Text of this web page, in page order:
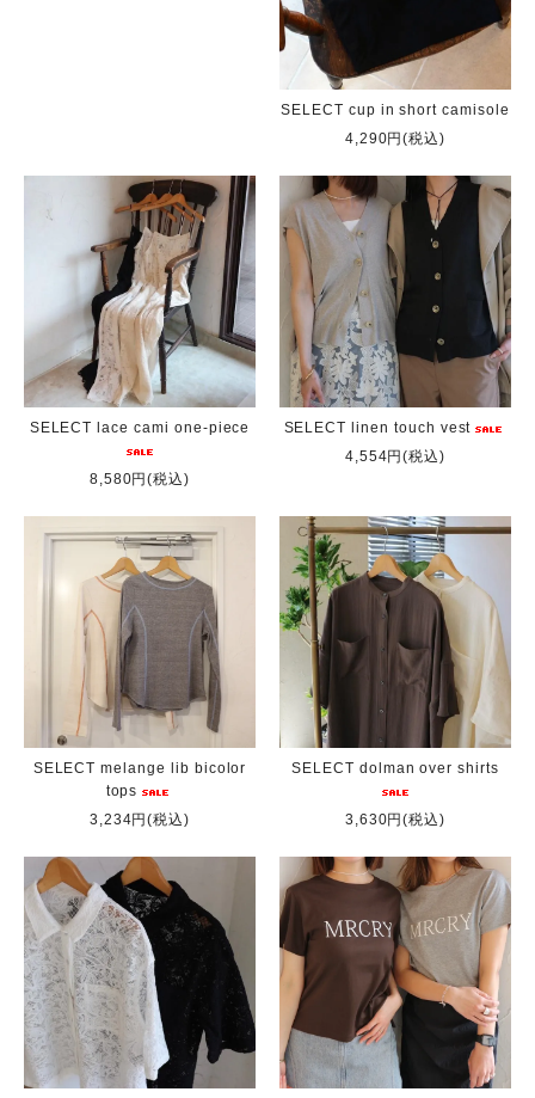
SELECT cup in short camisole
4,290円(税込)
SELECT lace cami one-piece
8,580円(税込)
SELECT linen touch vest
4,554円(税込)
SELECT melange lib bicolor
tops
3,234円(税込)
SELECT dolman over shirts
3,630円(税込)